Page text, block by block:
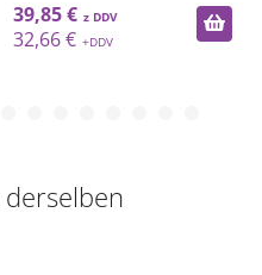
39,85 €
32,66 €